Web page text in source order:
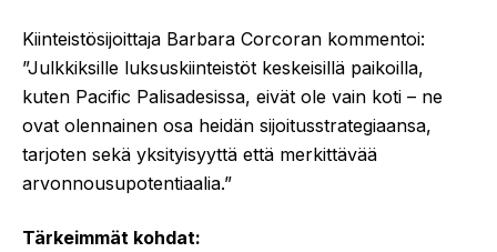
Kiinteistösijoittaja Barbara Corcoran kommentoi:
”Julkkiksille luksuskiinteistöt keskeisillä paikoilla,
kuten Pacific Palisadesissa, eivät ole vain koti – ne
ovat olennainen osa heidän sijoitusstrategiaansa,
tarjoten sekä yksityisyyttä että merkittävää
arvonnousupotentiaalia.”
Tärkeimmät kohdat: